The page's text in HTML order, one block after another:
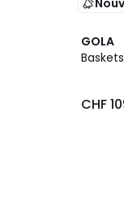
GOLA
Baskets
CHF